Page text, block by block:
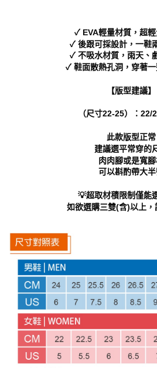
https://
１．透過由恩沛科技股份有限公司提供之「
權轉讓予恩沛科技股份有限公司。
https://aftee.tw/terms/#terms3
３．未成年的使用者請事先徵得法定代理人或
４．使用「AFTEE先享後付」時，將依據個
時審查核予不同之上限額度；若仍有額度不
恩沛科技股份有限公司將有權停止該用戶之使
每筆NT$70，滿NT$999(含以上)免運費
每筆NT$90，滿NT$999(含以上)免運費
✓ EVA輕量材質，超
✓ 後跟可採設計，一鞋
✓ 不吸水材質，雨天、
✓ 鞋面散熱孔洞，穿著
【版型建議】
（尺寸22-25）：22/
此款版型正常
建議選平常穿的
肉肉腳或是寬
可以斟酌帶大
💡超取材積限制僅能
如欲選購三雙(含)以上，